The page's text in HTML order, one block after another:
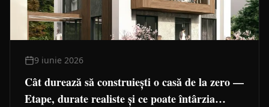
9 iunie 2026
Cât durează să construiești o casă de la zero —
Etape, durate realiste și ce poate întârzia